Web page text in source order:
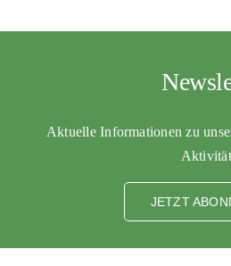
Aktuelle Informationen zu
JETZT